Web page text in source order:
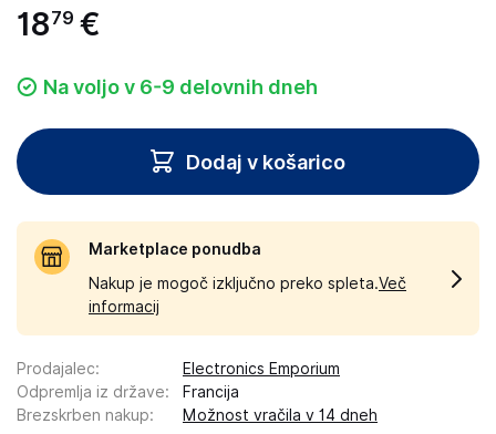
1879 €
Na voljo v 6-9 delovnih dneh
Dodaj v košarico
Marketplace ponudba
Nakup je mogoč izključno preko spleta.Več
informacij
Prodajalec:
Electronics Emporium
Odpremlja iz države:
Francija
Brezskrben nakup: Možnost vračila v 14 dneh